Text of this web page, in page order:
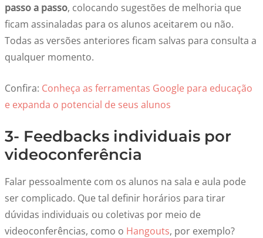
passo a passo, colocando sugestões de melhoria que
ficam assinaladas para os alunos aceitarem ou não.
Todas as versões anteriores ficam salvas para consulta a
qualquer momento.
Confira: Conheça as ferramentas Google para educação
e expanda o potencial de seus alunos
3- Feedbacks individuais por
videoconferência
Falar pessoalmente com os alunos na sala e aula pode
ser complicado. Que tal definir horários para tirar
dúvidas individuais ou coletivas por meio de
videoconferências, como o Hangouts, por exemplo?